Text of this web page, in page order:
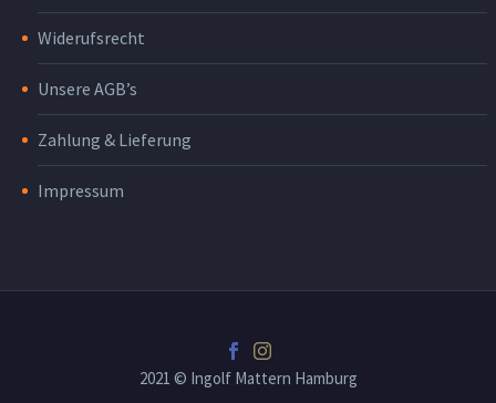
Widerufsrecht
Unsere AGB’s
Zahlung & Lieferung
Impressum
2021 © Ingolf Mattern Hamburg